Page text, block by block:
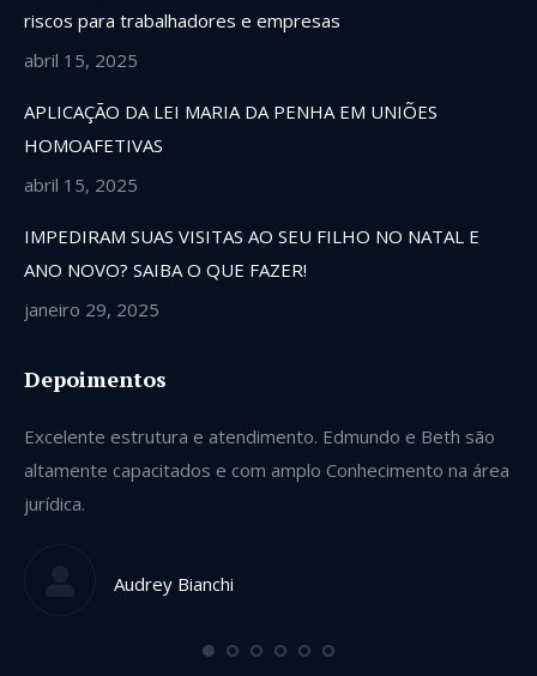
riscos para trabalhadores e empresas
abril 15, 2025
APLICAÇÃO DA LEI MARIA DA PENHA EM UNIÕES
HOMOAFETIVAS
abril 15, 2025
IMPEDIRAM SUAS VISITAS AO SEU FILHO NO NATAL E
ANO NOVO? SAIBA O QUE FAZER!
janeiro 29, 2025
Depoimentos
Excelente estrutura e atendimento. Edmundo e Beth são
altamente capacitados e com amplo Conhecimento na área
jurídica.
Audrey Bianchi